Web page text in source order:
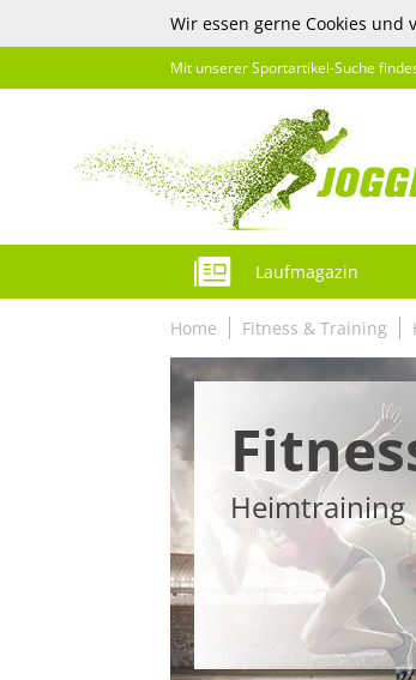
Wir essen gerne Cookies
Mit unserer Sportartikel-Suche
Laufmagazin
Home Fitness & Training
Heimtraining